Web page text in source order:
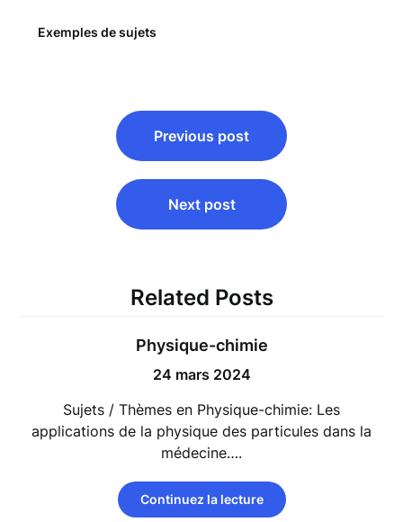
Exemples de sujets
Navigation
Previous post
Next post
Related Posts
Physique-chimie
24 mars 2024
Sujets / Thèmes en Physique-chimie: Les
applications de la physique des particules dans la
médecine….
Continuez la lecture